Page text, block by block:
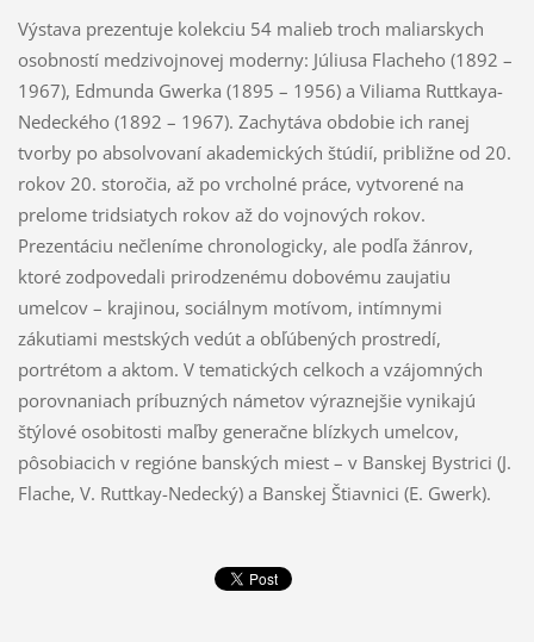
Výstava prezentuje kolekciu 54 malieb troch maliarskych
osobností medzivojnovej moderny: Júliusa Flacheho (1892 –
1967), Edmunda Gwerka (1895 – 1956) a Viliama Ruttkaya-
Nedeckého (1892 – 1967). Zachytáva obdobie ich ranej
tvorby po absolvovaní akademických štúdií, približne od 20.
rokov 20. storočia, až po vrcholné práce, vytvorené na
prelome tridsiatych rokov až do vojnových rokov.
Prezentáciu nečleníme chronologicky, ale podľa žánrov,
ktoré zodpovedali prirodzenému dobovému zaujatiu
umelcov – krajinou, sociálnym motívom, intímnymi
zákutiami mestských vedút a obľúbených prostredí,
portrétom a aktom. V tematických celkoch a vzájomných
porovnaniach príbuzných námetov výraznejšie vynikajú
štýlové osobitosti maľby generačne blízkych umelcov,
pôsobiacich v regióne banských miest – v Banskej Bystrici (J.
Flache, V. Ruttkay-Nedecký) a Banskej Štiavnici (E. Gwerk).